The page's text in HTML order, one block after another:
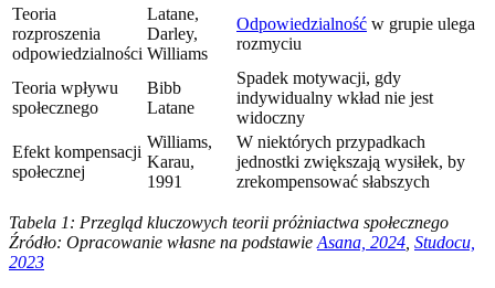
Teoria
rozproszenia
odpowiedzialności
Latane,
Darley,
Williams
Odpowiedzialność w grupie ulega
rozmyciu
Teoria wpływu
społecznego
Bibb
Latane
Spadek motywacji, gdy
indywidualny wkład nie jest
widoczny
Efekt kompensacji
społecznej
Williams,
Karau,
1991
W niektórych przypadkach
jednostki zwiększają wysiłek, by
zrekompensować słabszych
Tabela 1: Przegląd kluczowych teorii próżniactwa społecznego
Źródło: Opracowanie własne na podstawie Asana, 2024 Studocu,
2023